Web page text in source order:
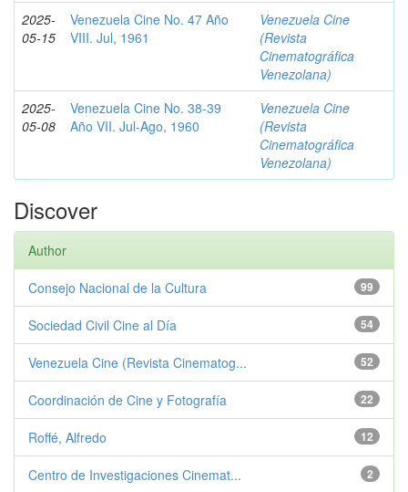
2025-
05-15
Venezuela Cine No. 47 Año
VIII. Jul, 1961
Venezuela Cine
(Revista
Cinematográfica
Venezolana)
2025-
05-08
Venezuela Cine No. 38-39
Año VII. Jul-Ago, 1960
Venezuela Cine
(Revista
Cinematográfica
Venezolana)
Discover
Author
99
Consejo Nacional de la Cultura
54
Sociedad Civil Cine al Día
52
Venezuela Cine (Revista Cinematog...
22
Coordinación de Cine y Fotografía
12
Roffé, Alfredo
2
Centro de Investigaciones Cinemat...